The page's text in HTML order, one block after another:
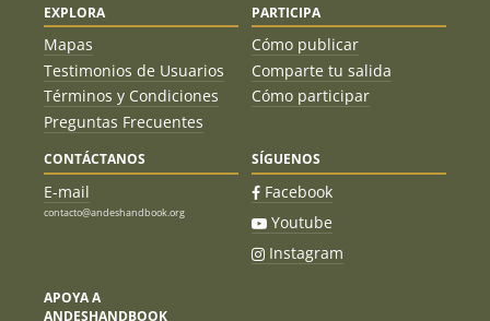
EXPLORA
Mapas
Testimonios de Usuarios
Términos y Condiciones
Preguntas Frecuentes
PARTICIPA
Cómo publicar
Comparte tu salida
Cómo participar
CONTÁCTANOS
E-mail
contacto@andeshandbook.org
SÍGUENOS
Facebook
Youtube
Instagram
APOYA A
ANDESHANDBOOK